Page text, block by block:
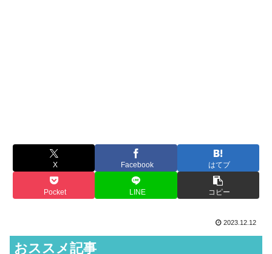
X Facebook はてブ
Pocket LINE コピー
2023.12.12
おススメ記事